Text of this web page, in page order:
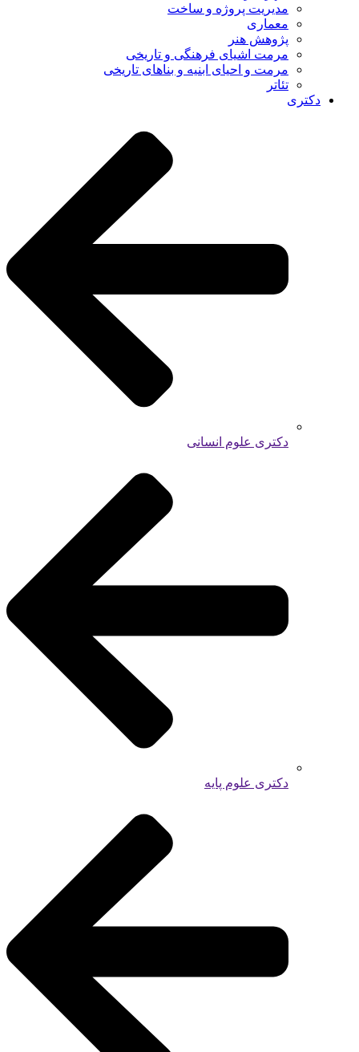
مدیریت پروژه و ساخت
معماری
پژوهش هنر
مرمت اشیای فرهنگی و تاریخی
مرمت و احیای ابنیه و بناهای تاریخی
تئاتر
دکتری
دکتری علوم انسانی
دکتری علوم پایه